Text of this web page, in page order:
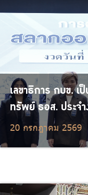
เลขาธิการ กบข. เ
ทรัพย์ ธอส. ประจ
20 กรกฎาคม 2569